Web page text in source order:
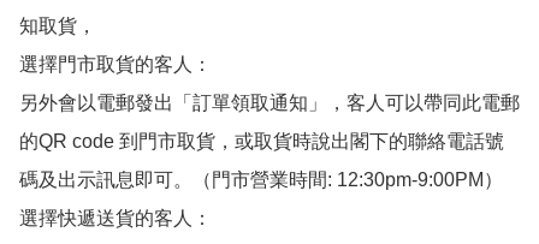
知取貨，
選擇門市取貨的客人：
另外會以電郵發出「訂單領取通知」，客人可以帶同此電郵
的QR code 到門市取貨，或取貨時說出閣下的聯絡電話號
碼及出示訊息即可。（門市營業時間: 12:30pm-9:00PM）
選擇快遞送貨的客人：